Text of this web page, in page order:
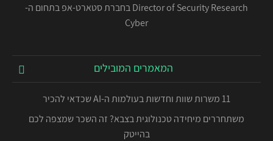
Director of Security Research בחברת סטארט-אפ בתחום ה-
Cyber
המאמרים המובילים
11 משרות שוות וחדשות בעולמות ה-AI שכדאי להכיר
משתחררים מיחידה טכנולוגית בצבא? זה השכר שמצפה לכם
בהייטק